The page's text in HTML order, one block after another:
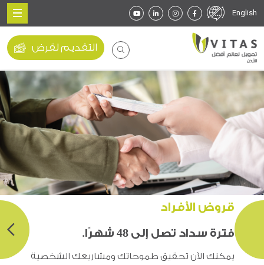
English
التقديم لقرض
قروض الأفراد
فترة سداد تصل إلى 48 شهرًا.
يمكنك الآن تحقيق طموحاتك ومشاريعك الشخصية